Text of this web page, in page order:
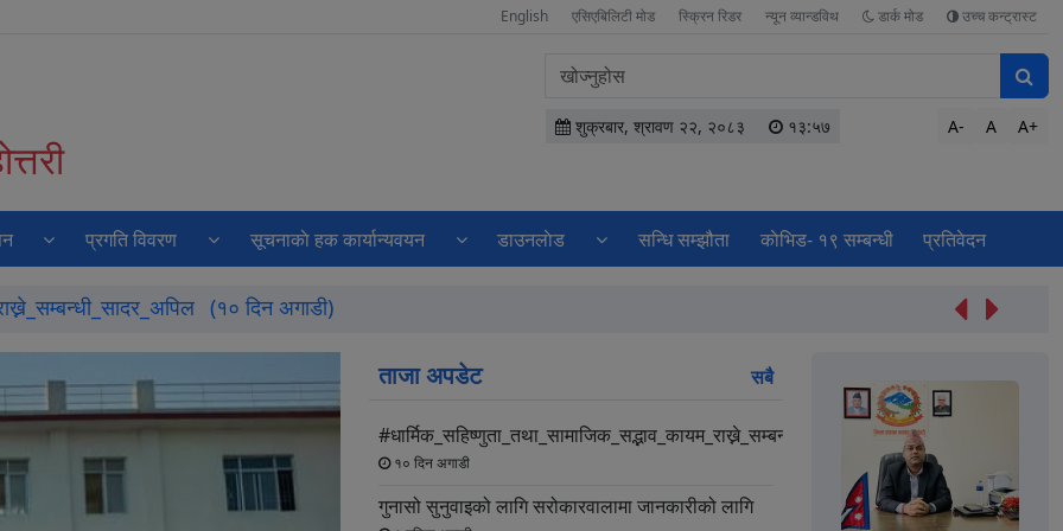
English एसिएबिलिटी मोड स्क्रिन रिडर न्यून व्यान्डविथ डार्क मोड उच्च कन्ट्रास्ट
वेबसाइटमा
सामग्री
खोज्नुहोस
शुक्रबार, श्रावण २२, २०८३ १३:५७ A- A A+
प्रगति विवरण सूचनाकाे हक कार्यान्यवयन डाउनलाेड सन्धि सम्झौता काेभिड- १९ सम्बन्धी प्रतिवेदन
(१० दिन अगाडी) गुनासो सुनुवाइको
ताजा अपडेट सबै
#धार्मिक_सहिष्णुता_तथा_सामाजिक_सद्भाव_कायम_राख्ने_सम्बन्धी_सादर_अपिल
१० दिन अगाडी
गुनासो सुनुवाइको लागि सरोकारवालामा जानकारीको लागि